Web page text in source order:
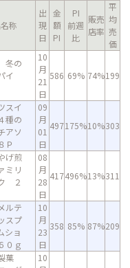
称
出
現
日
金
額
PI
PI
前週
比
販売
店率
平
均
売
価
冬の
イ
10
月
21
日
586 69% 74%199
スイ
種の
アソ
Ｐ
09
月
01
日
497175%10%303
げ煎
ミリ
２
08
月
28
日
417496%13%311
ルテ
スプ
ショ
０ｇ
10
月
23
日
358 85% 87%209
菓
10